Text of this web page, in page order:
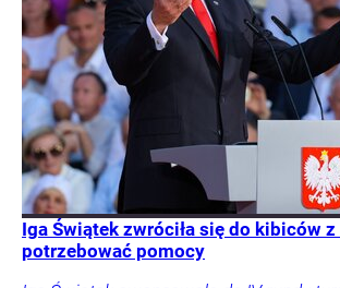
Iga Świątek zwróciła się do kibiców
potrzebować pomocy